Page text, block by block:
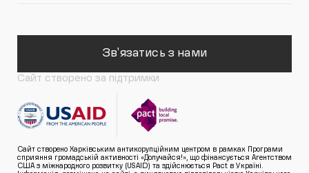
Зв'язатись з нами
Сайт створено за підтримки
Сайт створено Харківським антикорупційним центром в рамках Програми
сприяння громадській активності «Долучайся!», що фінансується Агентством
США з міжнародного розвитку (USAID) та здійснюється Pact в Україні.